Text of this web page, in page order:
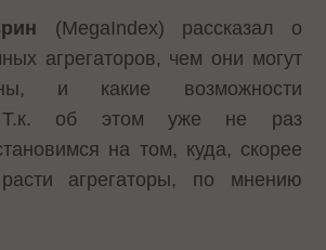
(MegaIndex) рассказал о
агрегаторов, чем они могут
и какие возможности
Т.к. об этом уже не раз
на том, куда, скорее
агрегаторы, по мнению